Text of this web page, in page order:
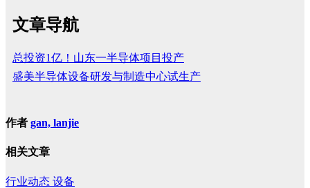
文章导航
总投资1亿！山东一半导体项目投产
盛美半导体设备研发与制造中心试生产
作者 gan, lanjie
相关文章
行业动态 设备